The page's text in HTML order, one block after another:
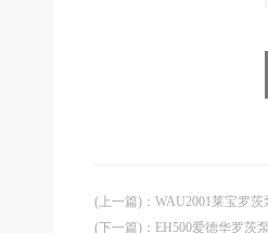
(上一篇) ： WAU2001莱宝罗茨
(下一篇) ： EH500爱德华罗茨